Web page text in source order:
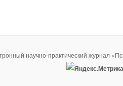
научно-практический журнал